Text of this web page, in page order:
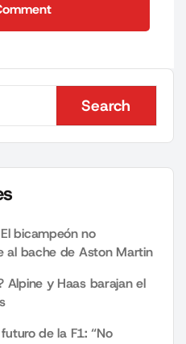
Search
Search
bicampeón no
al bache de Aston Martin
Alpine y Haas barajan el
de la F1: “No